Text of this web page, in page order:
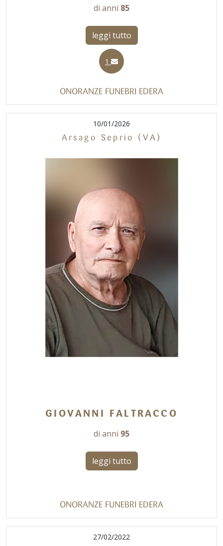
di anni 85
leggi tutto
1
ONORANZE FUNEBRI EDERA
10/01/2026
Arsago Seprio (VA)
GIOVANNI FALTRACCO
di anni 95
leggi tutto
ONORANZE FUNEBRI EDERA
27/02/2022